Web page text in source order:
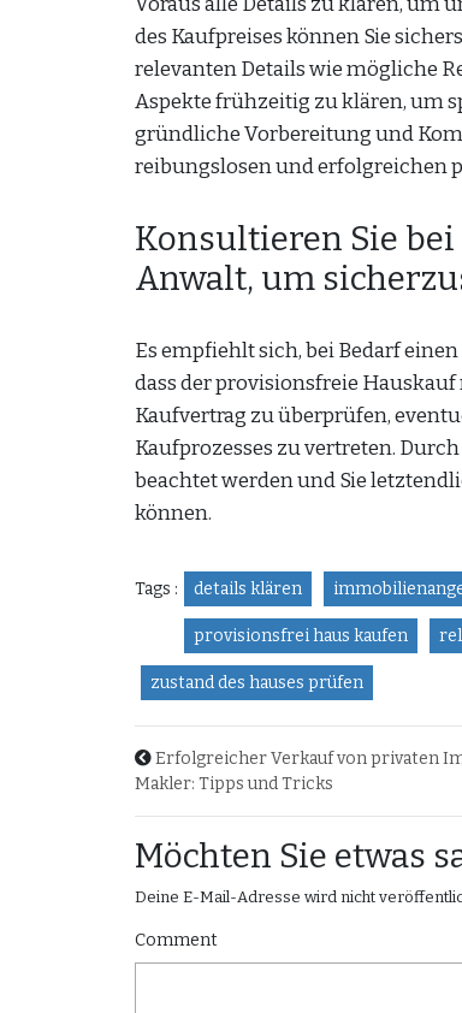
des Kaufpreises können Sie
relevanten Details wie mögliche
Aspekte frühzeitig zu klären, um
gründliche Vorbereitung und
reibungslosen und erfolgreichen
Konsultieren Sie
Anwalt, um
Es empfiehlt sich, bei Bedarf
dass der provisionsfreie
Kaufvertrag zu überprüfen,
Kaufprozesses zu vertreten.
beachtet werden und Sie
können.
Tags : details klären
provisionsfrei haus kaufen
zustand des hauses prüfen
Erfolgreicher Verkauf von privaten
Makler: Tipps und Tricks
Möchten Sie etwas
Deine E-Mail-Adresse wird nicht
Comment